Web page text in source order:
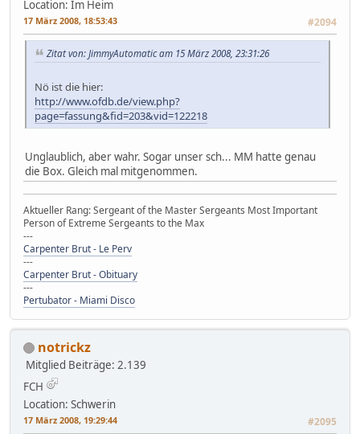
Location: Im Heim
17 März 2008, 18:53:43 #2094
Zitat von: JimmyAutomatic am 15 März 2008, 23:31:26
Nö ist die hier:
http://www.ofdb.de/view.php?
page=fassung&fid=203&vid=122218
Unglaublich, aber wahr. Sogar unser sch... MM hatte genau
die Box. Gleich mal mitgenommen.
Aktueller Rang: Sergeant of the Master Sergeants Most Important
Person of Extreme Sergeants to the Max
---
Carpenter Brut - Le Perv
---
Carpenter Brut - Obituary
---
Pertubator - Miami Disco
notrickz
Mitglied Beiträge: 2.139
FCH
Location: Schwerin
17 März 2008, 19:29:44 #2095